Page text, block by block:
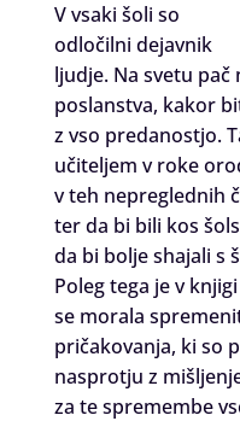
V vsaki šoli so
odločilni dejavnik
ljudje. Na svetu pač
poslanstva, kakor
z vso predanostjo.
učiteljem v roke
v teh nepreglednih
ter da bi bili kos
da bi bolje shajali s
Poleg tega je v
se morala
pričakovanja, ki so
nasprotju z
za te spremembe